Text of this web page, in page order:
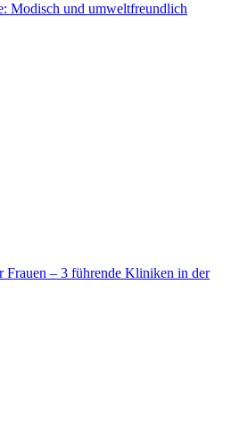
Modisch und umweltfreundlich
Frauen – 3 führende Kliniken in der